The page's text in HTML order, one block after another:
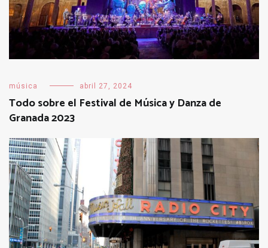
música abril 27, 2024
Todo sobre el Festival de Música y Danza de
Granada 2023